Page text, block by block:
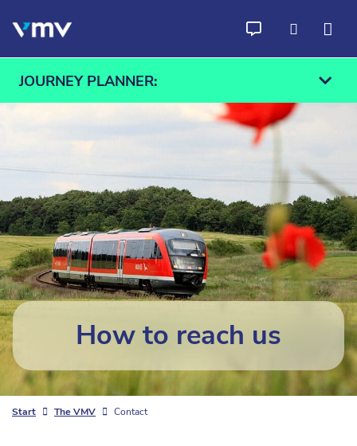
JOURNEY PLANNER:
From
Find
How to reach us
Start The VMV Contact